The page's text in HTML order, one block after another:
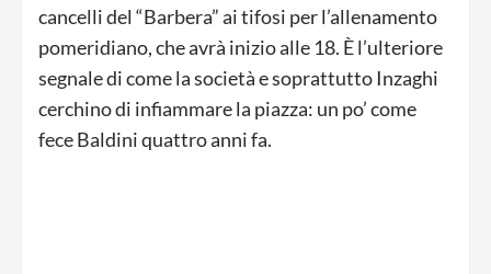
cancelli del “Barbera” ai tifosi per l’allenamento
pomeridiano, che avrà inizio alle 18. È l’ulteriore
segnale di come la società e soprattutto Inzaghi
cerchino di infiammare la piazza: un po’ come
fece Baldini quattro anni fa.